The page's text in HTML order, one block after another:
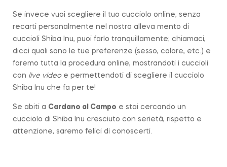
Se invece vuoi scegliere il tuo cucciolo online, senza
recarti personalmente nel nostro alleva mento di
cuccioli Shiba Inu, puoi farlo tranquillamente; chiamaci,
dicci quali sono le tue preferenze (sesso, colore, etc.) e
faremo tutta la procedura online, mostrandoti i cuccioli
con live videoe permettendoti di scegliere il cucciolo
Shiba Inu che fa per te!
Se abiti a Cardano al Campo e stai cercando un
cucciolo di Shiba Inu cresciuto con serietà, rispetto e
attenzione, saremo felici di conoscerti.